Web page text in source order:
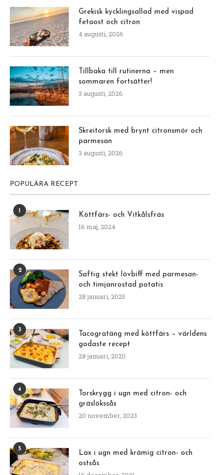
Grekisk kycklingsallad med vispad
fetaost och citron
4 augusti, 2026
Tillbaka till rutinerna – men
sommaren fortsätter!
3 augusti, 2026
Skreitorsk med brynt citronsmör och
parmesan
3 augusti, 2026
POPULÄRA RECEPT
1
Köttfärs- och Vitkålsfräs
16 maj, 2024
2
Saftig stekt lövbiff med parmesan-
och timjanrostad potatis
28 januari, 2025
3
Tacogratäng med köttfärs – världens
godaste recept
28 januari, 2020
4
Torskrygg i ugn med citron- och
gräslökssås
20 november, 2023
5
Lax i ugn med krämig citron- och
ostsås